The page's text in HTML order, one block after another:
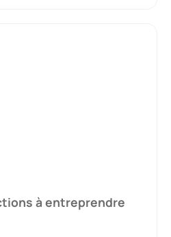
à entreprendre